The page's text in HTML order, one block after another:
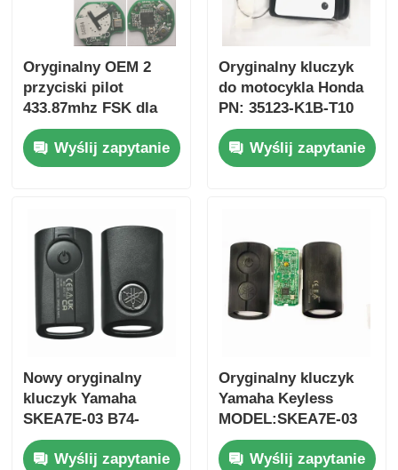
Oryginalny OEM 2
przyciski pilot
433.87mhz FSK dla
Su-zuki Jim-ny 2005-
2017 Bez chipa 37182-
A7 Tylko sterowanie
Wyślij zapytanie
Oryginalny kluczyk
do motocykla Honda
PN: 35123-K1B-T10
trójprzyciskowy
FSK433.92MHz
ID47chip pilot do
Wyślij zapytanie
Nowy oryginalny
kluczyk Yamaha
SKEA7E-03 B74-
H6261-02 662F-
SKEA7D03
Wyślij zapytanie
Oryginalny kluczyk
Yamaha Keyless
MODEL:SKEA7E-03
Do Yamaha Smart
Remote Key B74-
Wyślij zapytanie